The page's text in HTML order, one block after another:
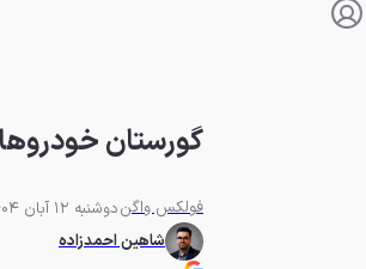
گورستان
فولکس واگندوشنبه 12 آبان 1404 - 09:57
شاهین احمدزاده